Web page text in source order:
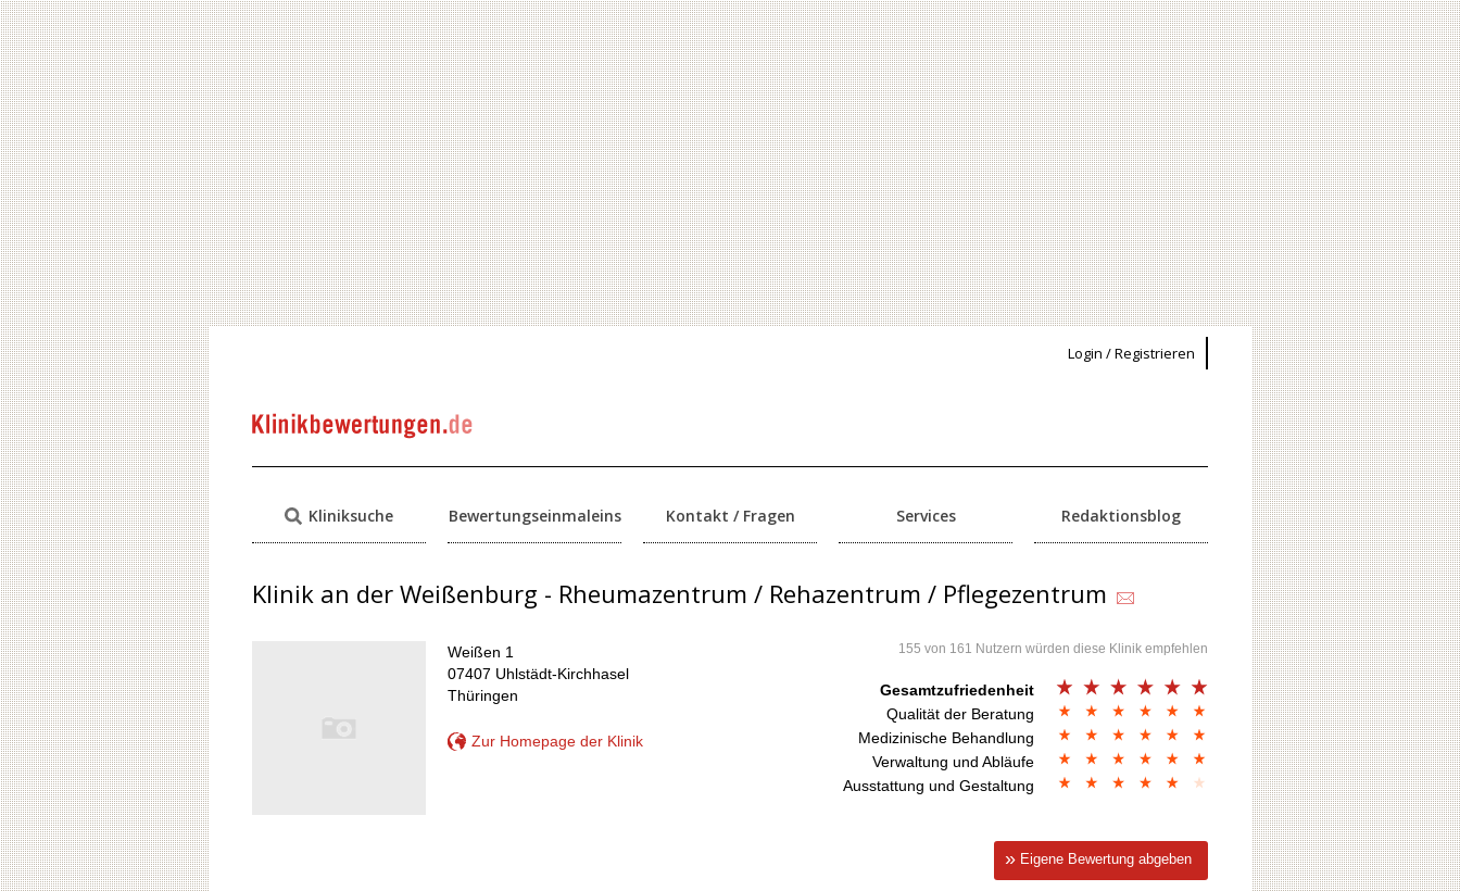
Login / Registrieren
Kliniksuche Bewertungseinmaleins Kontakt / Fragen Services Redaktionsblog
Klinik an der Weißenburg - Rheumazentrum / Rehazentrum / Pflegezentrum
Weißen 1
07407 Uhlstädt-Kirchhasel
Thüringen
Zur Homepage der Klinik
155 von 161 Nutzern würden diese Klinik empfehlen
Gesamtzufriedenheit
Qualität der Beratung
Medizinische Behandlung
Verwaltung und Abläufe
Ausstattung und Gestaltung
Eigene Bewertung abgeben